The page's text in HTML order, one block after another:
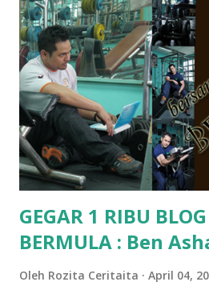
jugak masa alahai teruknya kami
terasa jugak semakin teruk bila
kat salah satu tadika swasta ni..
pun tak tau.. pengsan aku bila
mungkin sebab abg long sendiri
masalah dyslexia.. tapi minor la..
dyslexia tu.. lepas tu kami buat
GEGAR 1 RIBU
BERMULA : Ben
Oleh Rozita Ceritaita April 04,